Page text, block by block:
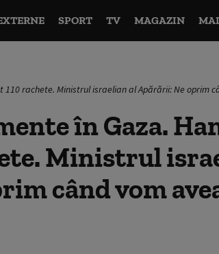
SPORT TV MAGAZIN
rachete. Ministrul israelian al Apărării: Ne oprim
în Gaza.
Ministrul
când vom